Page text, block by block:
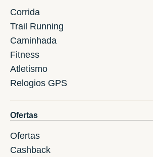
Corrida
Trail Running
Caminhada
Fitness
Atletismo
Relogios GPS
Ofertas
Ofertas
Cashback